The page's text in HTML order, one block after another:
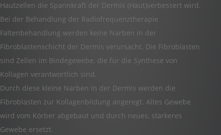
Hautzellen die Spannkraft der Dermis (Haut)verbessert wird.
Bei der Behandlung der Radiofrequenztherapie
Faltenbehandlung werden keine Narben in der
Fibroblastenschicht der Dermis verursacht. Die Fibroblasten
sind Zellen im Bindegewebe, die für die Synthese von
Kollagen verantwortlich sind.
Durch diese kleine Narben in der Dermis werden die
Fibroblasten zur Kollagenbildung angeregt. Altes Gewebe
wird vom Körber abgebaut und durch neues, stärkeres
Gewebe ersetzt.